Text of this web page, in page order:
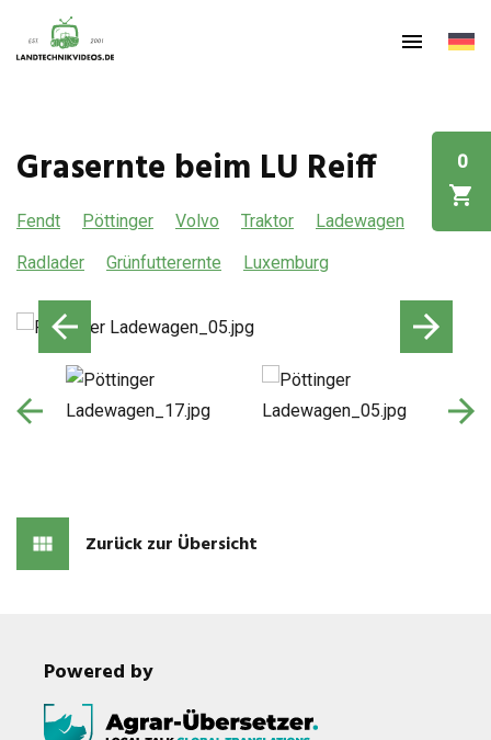
0
Grasernte beim LU Reiff
Fendt Pöttinger Volvo Traktor
Ladewagen
Radlader
Grünfutterernte Luxemburg
Zurück zur Übersicht
Powered by